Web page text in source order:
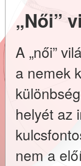
„Női”
A „női”
a nemek
helyét az
nem a